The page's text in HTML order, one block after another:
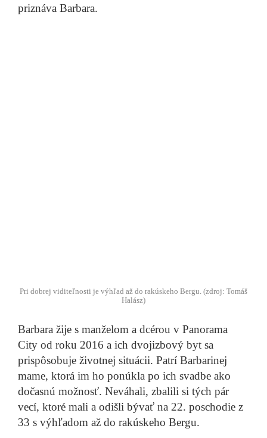
Eduard Kirchner Ocenil ich aj Microsoft. Slováci vytvorili svetovú
firmu Prečítať príbeh
Marek Adamov V Žiline sme vytvorili priestor, aby mladí ľudia
Prečítať príbeh
priznáva Barbara.
Pri dobrej viditeľnosti je výhľad až do rakúskeho Bergu. (zdroj: Tomáš
Halász)
Barbara žije s manželom a dcérou v Panorama
City od roku 2016 a ich dvojizbový byt sa
prispôsobuje životnej situácii. Patrí Barbarinej
mame, ktorá im ho ponúkla po ich svadbe ako
dočasnú možnosť. Neváhali, zbalili si tých pár
vecí, ktoré mali a odišli bývať na 22. poschodie z
33 s výhľadom až do rakúskeho Bergu.